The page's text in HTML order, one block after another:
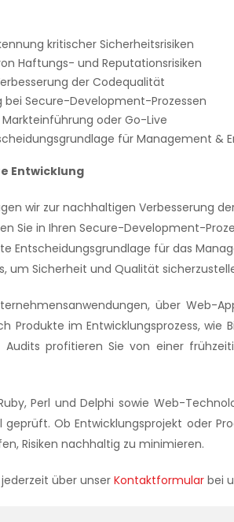
kritischer Sicherheitsrisiken
Haftungs- und Reputationsrisiken
der Codequalität
bei Secure-Development-Prozessen
oder Go-Live
für Management &
Entwicklung
wir zur nachhaltigen Verbesserung
Sie in Ihren Secure-Development-
Entscheidungsgrundlage für das
um Sicherheit und Qualität
über Web-
Produkte im Entwicklungsprozess, wie
profitieren Sie von einer
Perl und Delphi sowie Web-
Ob Entwicklungsprojekt oder
Risiken nachhaltig zu minimieren.
über unser Kontaktformular bei